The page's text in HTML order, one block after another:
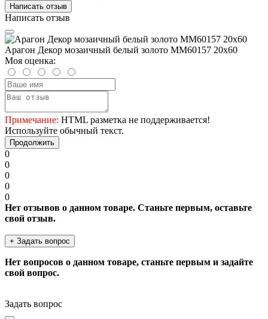
Написать отзыв
Написать отзыв
Арагон Декор мозаичный белый золото MM60157 20х60
Моя оценка:
Примечание: HTML разметка не поддерживается!
Используйте обычный текст.
Продолжить
0
0
0
0
0
Нет отзывов о данном товаре. Станьте первым, оставьте
свой отзыв.
+ Задать вопрос
Нет вопросов о данном товаре, станьте первым и задайте
свой вопрос.
Задать вопрос